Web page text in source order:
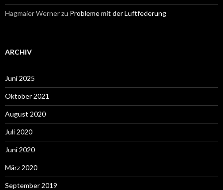
Hagmaier Wernerzu Probleme mit der Luftfederung
ARCHIV
Juni 2025
Oktober 2021
August 2020
Juli 2020
Juni 2020
März 2020
September 2019